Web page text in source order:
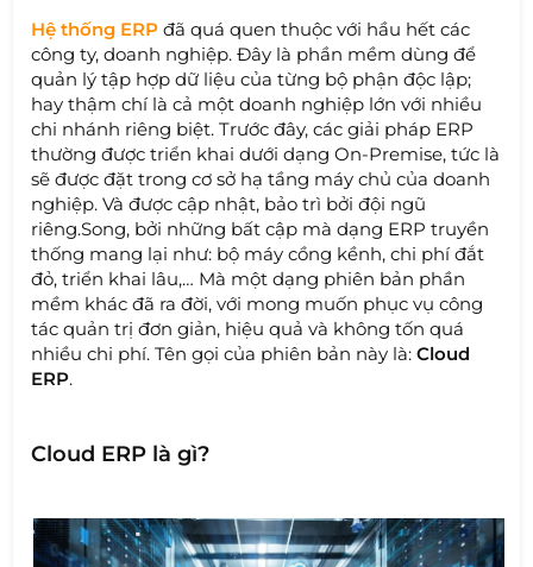
Hệ thống ERP đã quá quen thuộc với hầu hết các
công ty, doanh nghiệp. Đây là phần mềm dùng để
quản lý tập hợp dữ liệu của từng bộ phận độc lập;
hay thậm chí là cả một doanh nghiệp lớn với nhiều
chi nhánh riêng biệt. Trước đây, các giải pháp ERP
thường được triển khai dưới dạng On-Premise, tức là
sẽ được đặt trong cơ sở hạ tầng máy chủ của doanh
nghiệp. Và được cập nhật, bảo trì bởi đội ngũ
riêng.Song, bởi những bất cập mà dạng ERP truyền
thống mang lại như: bộ máy cồng kềnh, chi phí đắt
đỏ, triển khai lâu,… Mà một dạng phiên bản phần
mềm khác đã ra đời, với mong muốn phục vụ công
tác quản trị đơn giản, hiệu quả và không tốn quá
nhiều chi phí. Tên gọi của phiên bản này là:Cloud
ERP.
Cloud ERP là gì?